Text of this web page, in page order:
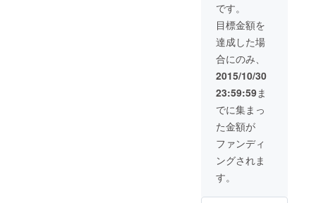
ル化、
オルタ
ナティ
ブを考
える」
をテー
マにし
た講演
等 ★メ
ン
バー、
内容は
ご相談
す。
たは会
社のロ
ゴなど
を 楽し
いイラ
ストで
描きお
ろしま
す！ ※
好きな
植物や
動物、
ペット
合わせ
です。
目標金額を
達成した場
合にのみ、
2015/10/30
23:59:59ま
でに集まっ
た金額が
ファンディ
ングされま
す。